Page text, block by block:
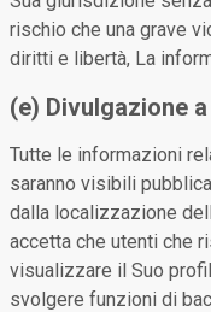
rischio che una grave
diritti e libertà, La
(e) Divulgazione
Tutte le informazioni
saranno visibili
dalla localizzazione
accetta che utenti che
visualizzare il Suo
svolgere funzioni di